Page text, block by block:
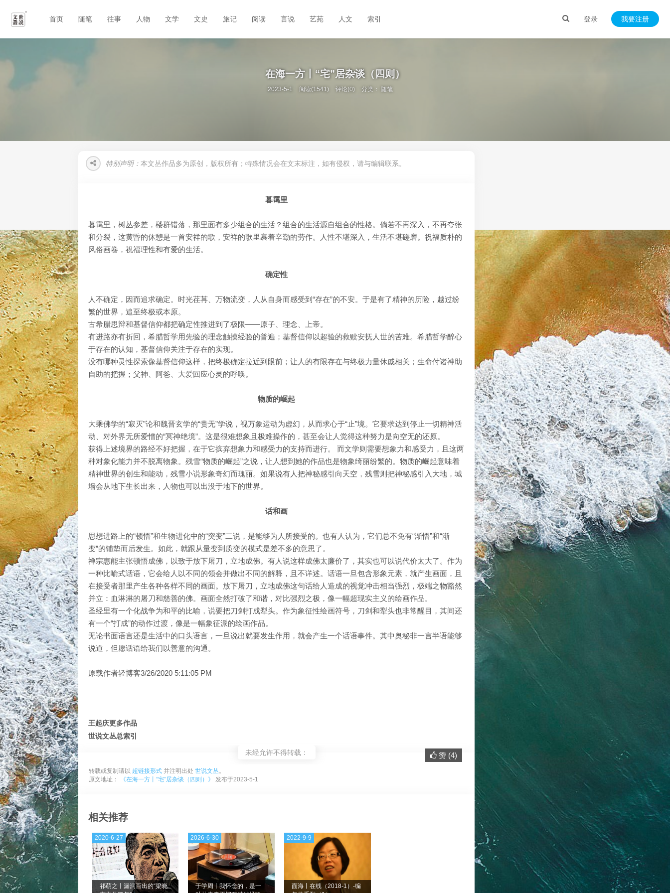
登录 我要注册
首页 随笔 往事 人物 文学 文史 旅记 阅读 言说 艺苑 人文 索引
在海一方丨“宅”居杂谈（四则）
2023-5-1 阅读(1541) 评论(0) 分类：随笔
特别声明： 本文丛作品多为原创，版权所有；特殊情况会在文末标注，如有侵权，请与编辑联系。
暮霭里
暮霭里，树丛参差，楼群错落，那里面有多少组合的生活？组合的生活源自组合的性格。倘若不再深入，不再夸张
和分裂，这黄昏的休憩是一首安祥的歌，安祥的歌里裹着辛勤的劳作。人性不堪深入，生活不堪磋磨。祝福质朴的
风俗画卷，祝福理性和有爱的生活。
确定性
人不确定，因而追求确定。时光荏苒、万物流变，人从自身而感受到“存在”的不安。于是有了精神的历险，越过纷
繁的世界，追至终极或本原。
古希腊思辩和基督信仰都把确定性推进到了极限——原子、理念、上帝。
有进路亦有折回，希腊哲学用先验的理念触摸经验的普遍；基督信仰以超验的救赎安抚人世的苦难。希腊哲学醉心
于存在的认知，基督信仰关注于存在的实现。
没有哪种灵性探索像基督信仰这样，把终极确定拉近到眼前；让人的有限存在与终极力量休戚相关；生命付诸神助
自助的把握；父神、阿爸、大爱回应心灵的呼唤。
物质的崛起
大乘佛学的“寂灭”论和魏晋玄学的“贵无”学说，视万象运动为虚幻，从而求心于“止”境。它要求达到停止一切精神活
动、对外界无所爱憎的“冥神绝境”。这是很难想象且极难操作的，甚至会让人觉得这种努力是向空无的还原。
获得上述境界的路经不好把握，在于它摈弃想象力和感受力的支持而进行。 而文学则需要想象力和感受力，且这两
种对象化能力并不脱离物象。残雪“物质的崛起”之说，让人想到她的作品也是物象绮丽纷繁的。物质的崛起意味着
精神世界的创生和能动，残雪小说形象奇幻而瑰丽。如果说有人把神秘感引向天空，残雪则把神秘感引入大地，城
墙会从地下生长出来，人物也可以出没于地下的世界。
话和画
思想进路上的“顿悟”和生物进化中的“突变”二说，是能够为人所接受的。也有人认为，它们总不免有“渐悟”和“渐
变”的铺垫而后发生。如此，就跟从量变到质变的模式是差不多的意思了。
禅宗惠能主张顿悟成佛，以致于放下屠刀，立地成佛。有人说这样成佛太廉价了，其实也可以说代价太大了。作为
一种比喻式话语，它会给人以不同的领会并做出不同的解释，且不详述。话语一旦包含形象元素，就产生画面，且
在接受者那里产生各种各样不同的画面。放下屠刀，立地成佛这句话给人造成的视觉冲击相当强烈，极端之物豁然
并立：血淋淋的屠刀和慈善的佛。画面全然打破了和谐，对比强烈之极，像一幅超现实主义的绘画作品。
圣经里有一个化战争为和平的比喻，说要把刀剑打成犁头。作为象征性绘画符号，刀剑和犁头也非常醒目，其间还
有一个“打成”的动作过渡，像是一幅象征派的绘画作品。
无论书面语言还是生活中的口头语言，一旦说出就要发生作用，就会产生一个话语事件。其中奥秘非一言半语能够
说道，但愿话语给我们以善意的沟通。
原载作者轻博客3/26/2020 5:11:05 PM
王起庆更多作品
世说文丛总索引
赞 (4)
未经允许不得转载：
转载或复制请以 超链接形式 并注明出处 世说文丛。
原文地址：
《在海一方丨“宅”居杂谈（四则）》 发布于2023-5-1
相关推荐
祁萌之丨漏洞百出的“梁晓
2020-6-27
于学周丨我怀念的，是一
2026-6-30
面海丨在线（2018-1）-编
2022-9-9